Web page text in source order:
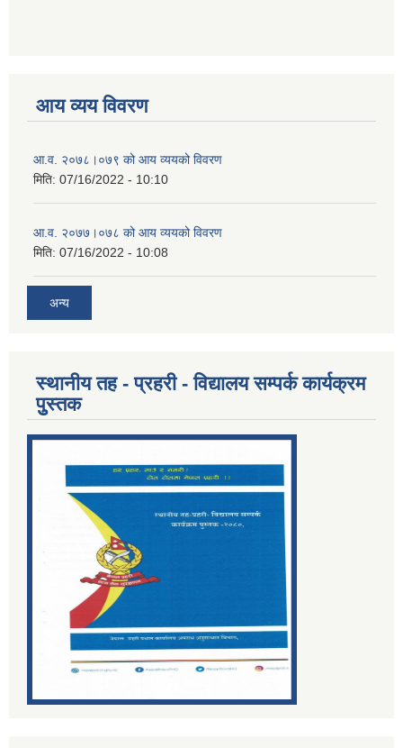
आय व्यय विवरण
आ.व. २०७८।०७९ को आय व्ययको विवरण
मिति: 07/16/2022 - 10:10
आ.व. २०७७।०७८ को आय व्ययको विवरण
मिति: 07/16/2022 - 10:08
अन्य
स्थानीय तह - प्रहरी - विद्यालय सम्पर्क कार्यक्रम
पुुस्तक